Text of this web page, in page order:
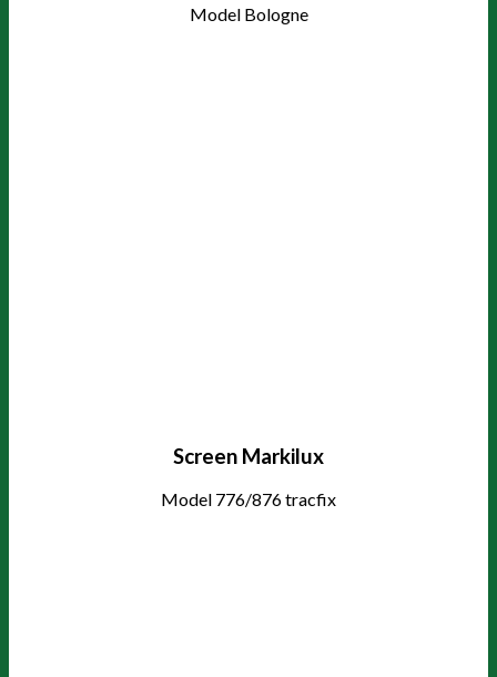
Model Bologne
Screen Markilux
Model 776/876 tracfix